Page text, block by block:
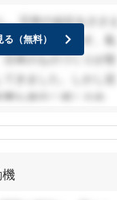
と考えるのは、貴社
を保有されているから
期経営計画でIOWN
点を拝見し、その先
た。貴社が持つ最先
「空間を超えたつな
ております。
、日本の会社をささえ
志望しています。私
本のものづくりが世
を身近に感じる中
食店でのアルバイト
経験から、DXでも現
（無料）